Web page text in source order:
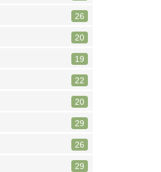
26
20
19
22
20
29
26
29